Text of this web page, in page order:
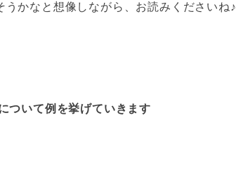
かなと想像しながら、お読みくださいね♪
ついて例を挙げていきます